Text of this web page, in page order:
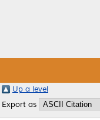
Up a level
Export as